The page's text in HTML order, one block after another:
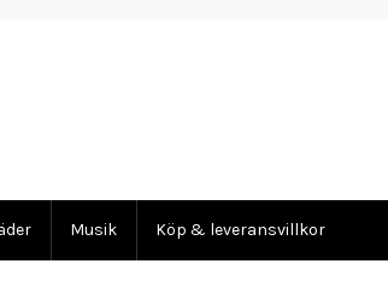
Musik Köp & leveransvillkor